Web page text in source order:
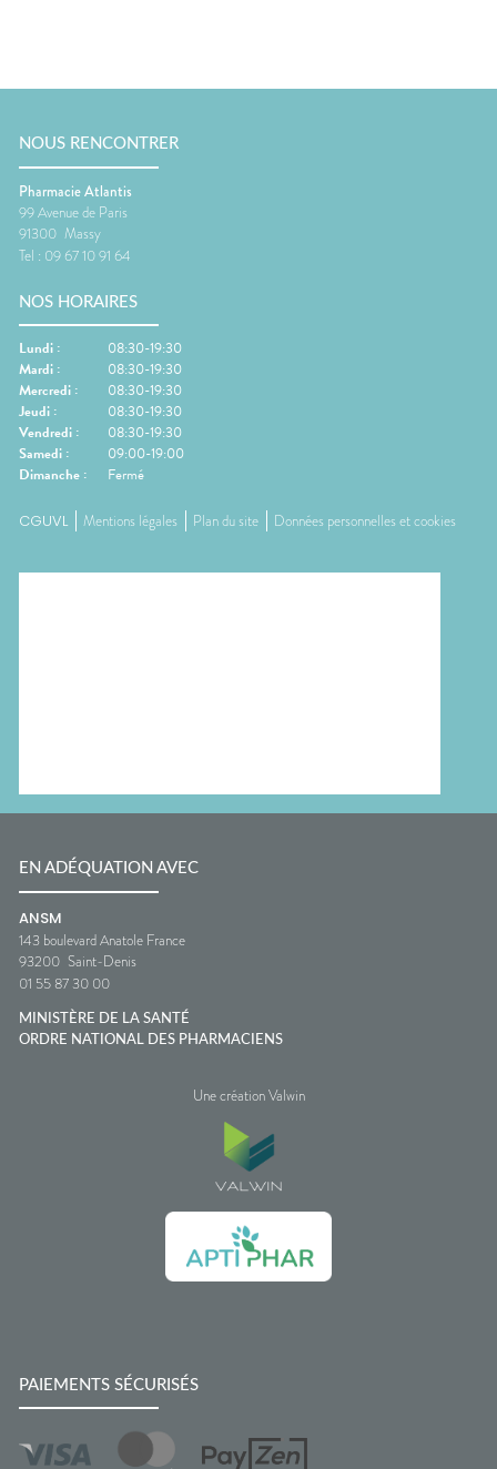
NOUS RENCONTRER
Pharmacie Atlantis
99 Avenue de Paris
91300 Massy
Tel : 09 67 10 91 64
NOS HORAIRES
Lundi :
08:30-19:30
Mardi :
08:30-19:30
Mercredi :
08:30-19:30
Jeudi :
08:30-19:30
Vendredi :
08:30-19:30
Samedi :
09:00-19:00
Dimanche : Fermé
CGUVL Mentions légales Plan du site Données personnelles et cookies
EN ADÉQUATION AVEC
ANSM
143 boulevard Anatole France
93200 Saint-Denis
01 55 87 30 00
MINISTÈRE DE LA SANTÉ
ORDRE NATIONAL DES PHARMACIENS
Une création Valwin
PAIEMENTS SÉCURISÉS